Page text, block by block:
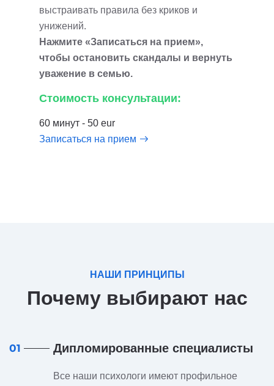
выстраивать правила без криков и
унижений.
Нажмите «Записаться на прием»,
чтобы остановить скандалы и вернуть
уважение в семью.
Стоимость консультации:
60 минут - 50 eur
Записаться на прием
НАШИ ПРИНЦИПЫ
Почему выбирают нас
01 Дипломированные специалисты
Все наши психологи имеют профильное